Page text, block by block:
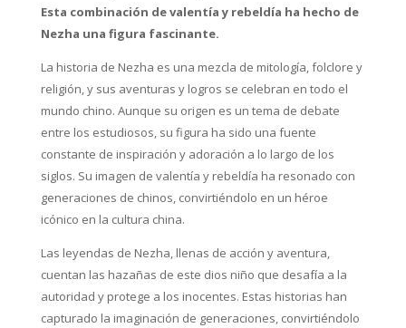
Esta combinación de valentía y rebeldía ha hecho de
Nezha una figura fascinante.
La historia de Nezha es una mezcla de mitología, folclore y
religión, y sus aventuras y logros se celebran en todo el
mundo chino. Aunque su origen es un tema de debate
entre los estudiosos, su figura ha sido una fuente
constante de inspiración y adoración a lo largo de los
siglos. Su imagen de valentía y rebeldía ha resonado con
generaciones de chinos, convirtiéndolo en un héroe
icónico en la cultura china.
Las leyendas de Nezha, llenas de acción y aventura,
cuentan las hazañas de este dios niño que desafía a la
autoridad y protege a los inocentes. Estas historias han
capturado la imaginación de generaciones, convirtiéndolo